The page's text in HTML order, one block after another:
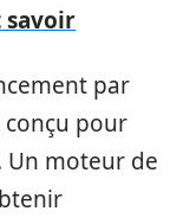
savoir
par
pour
moteur de